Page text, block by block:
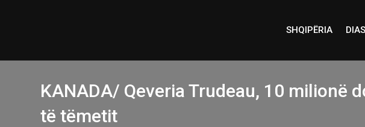
SHQIPËRIA
KANADA/ Qeveria Trudeau, 10 milionë
të tëmetit